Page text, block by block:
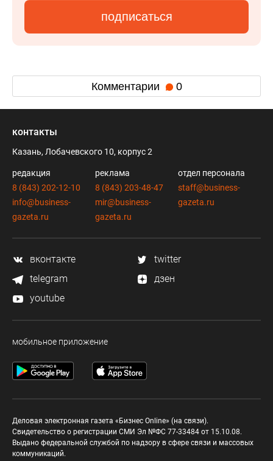
подписаться
Комментарии 0
контакты
Казань, Лобачевского 10, корпус 2
редакция
8 (843) 202-12-10
info@business-
gazeta.ru
реклама
8 (843) 203-48-47
mir@business-
gazeta.ru
отдел персонала
staff@business-
gazeta.ru
вконтакте
twitter
telegram
дзен
youtube
мобильное приложение
Деловая электронная газета «Бизнес Online» (на связи).
Свидетельство о регистрации СМИ Эл №ФС 77-33484 от 15.10.08.
Выдано федеральной службой по надзору в сфере связи и массовых
коммуникаций.